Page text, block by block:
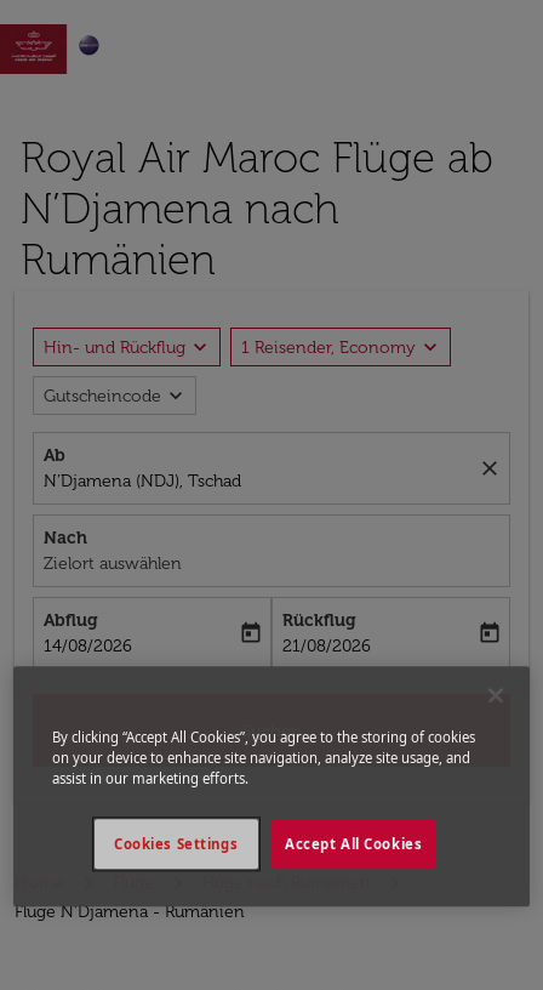

Royal Air Maroc Flüge ab
N’Djamena nach
Rumänien
Hin- und Rückflug expand_more 1 Reisender, Economy expand_more
Gutscheincode expand_more
Ab
N’Djamena (NDJ), Tschad
close
Nach
Zielort auswählen
Abflug
fc-booking-departure-date-aria-label
14/08/2026
today
Rückflug
fc-booking-return-date-aria-label
21/08/2026
today
Suchen
Flüge N’Djamena - Rumänien
By clicking “Accept All Cookies”, you agree to the storing of cookies
on your device to enhance site navigation, analyze site usage, and
assist in our marketing efforts.
Accept All Cookies
Cookies Settings